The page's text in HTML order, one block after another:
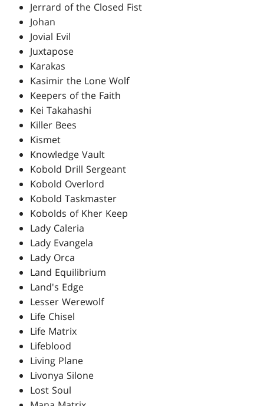
Jerrard of the Closed Fist
Johan
Jovial Evil
Juxtapose
Karakas
Kasimir the Lone Wolf
Keepers of the Faith
Kei Takahashi
Killer Bees
Kismet
Knowledge Vault
Kobold Drill Sergeant
Kobold Overlord
Kobold Taskmaster
Kobolds of Kher Keep
Lady Caleria
Lady Evangela
Lady Orca
Land Equilibrium
Land's Edge
Lesser Werewolf
Life Chisel
Life Matrix
Lifeblood
Living Plane
Livonya Silone
Lost Soul